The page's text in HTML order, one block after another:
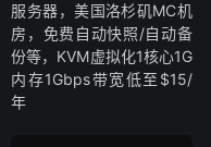
服务器，美国洛杉矶MC机
房，免费自动快照/自动备
份等，KVM虚拟化1核心1G
内存1Gbps带宽低至$15/
年